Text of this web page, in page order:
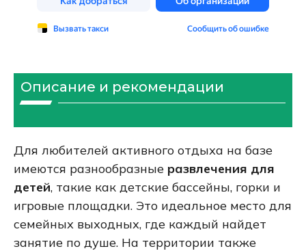
Описание и рекомендации
Для любителей активного отдыха на базе
имеются разнообразные развлечения для
детей, такие как детские бассейны, горки и
игровые площадки. Это идеальное место для
семейных выходных, где каждый найдет
занятие по душе. На территории также